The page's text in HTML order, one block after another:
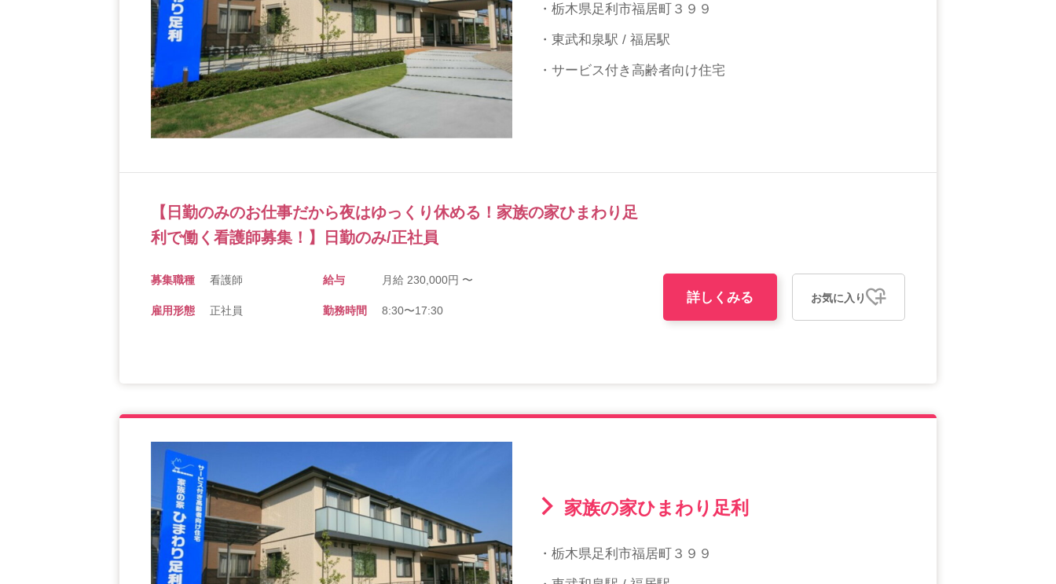
・栃木県足利市福居町３９９
・東武和泉駅 / 福居駅
・サービス付き高齢者向け住宅
【日勤のみのお仕事だから夜はゆっくり休める！家族の家ひまわり足
利で働く看護師募集！】日勤のみ/正社員
募集職種 看護師 給与 月給 230,000円 〜
雇用形態 正社員 勤務時間 8:30〜17:30
詳しくみる お気に入り
家族の家ひまわり足利
・栃木県足利市福居町３９９